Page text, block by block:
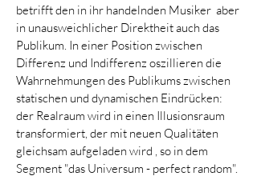
betrifft den in ihr handelnden Musiker ­ aber
in unausweichlicher Direktheit auch das
Publikum. In einer Position zwischen
Differenz und Indifferenz oszillieren die
Wahrnehmungen des Publikums zwischen
statischen und dynamischen Eindrücken:
der Realraum wird in einen Illusionsraum
transformiert, der mit neuen Qualitäten
gleichsam aufgeladen wird , so in dem
Segment "das Universum - perfect random".